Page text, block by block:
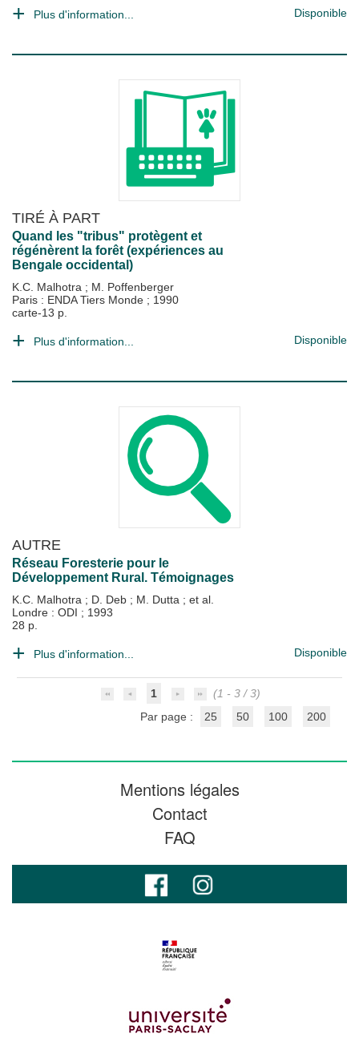
Plus d'information... Disponible
TIRÉ À PART
Quand les "tribus" protègent et
régénèrent la forêt (expériences au
Bengale occidental)
K.C. Malhotra ; M. Poffenberger
Paris : ENDA Tiers Monde ; 1990
carte-13 p.
Plus d'information... Disponible
AUTRE
Réseau Foresterie pour le
Développement Rural. Témoignages
K.C. Malhotra ; D. Deb ; M. Dutta ; et al.
Londre : ODI ; 1993
28 p.
Plus d'information... Disponible
1
(1 - 3 / 3)
Par page :
25 50 100 200
Mentions légales
Contact
FAQ